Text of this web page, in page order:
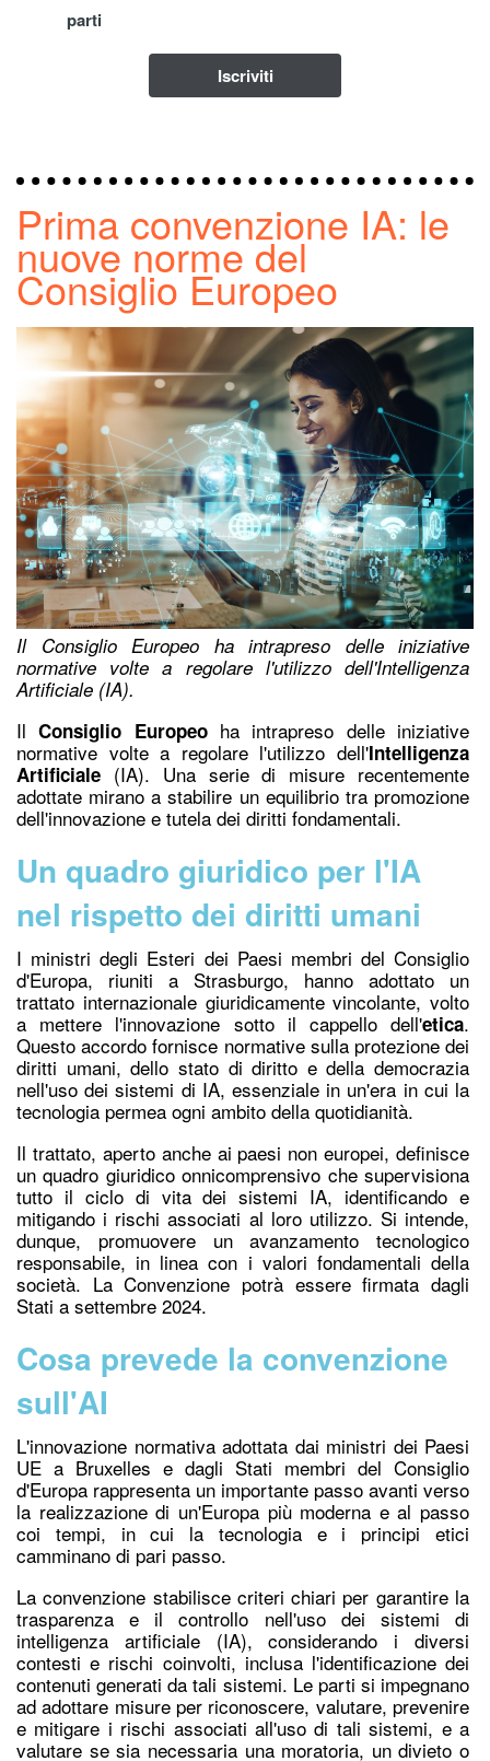
parti
Iscriviti
Prima convenzione IA: le
nuove norme del
Consiglio Europeo
Il Consiglio Europeo ha intrapreso delle iniziative
normative volte a regolare l'utilizzo dell'Intelligenza
Artificiale (IA).
IlConsiglio Europeoha intrapreso delle iniziative
normative volte a regolare l'utilizzo dell'Intelligenza
Artificiale (IA). Una serie di misure recentemente
adottate mirano a stabilire un equilibrio tra promozione
dell'innovazione e tutela dei diritti fondamentali.
Un quadro giuridico per l'IA
nel rispetto dei diritti umani
I ministri degli Esteri dei Paesi membri del Consiglio
d'Europa, riuniti a Strasburgo, hanno adottato un
trattato internazionale giuridicamente vincolante, volto
a mettere l'innovazione sotto il cappello dell'etica.
Questo accordo fornisce normative sulla protezione dei
diritti umani, dello stato di diritto e della democrazia
nell'uso dei sistemi di IA, essenziale in un'era in cui la
tecnologia permea ogni ambito della quotidianità.
Il trattato, aperto anche ai paesi non europei, definisce
un quadro giuridico onnicomprensivo che supervisiona
tutto il ciclo di vita dei sistemi IA, identificando e
mitigando i rischi associati al loro utilizzo. Si intende,
dunque, promuovere un avanzamento tecnologico
responsabile, in linea con i valori fondamentali della
società. La Convenzione potrà essere firmata dagli
Stati a settembre 2024.
Cosa prevede la convenzione
sull'AI
L'innovazione normativa adottata dai ministri dei Paesi
UE a Bruxelles e dagli Stati membri del Consiglio
d'Europa rappresenta un importante passo avanti verso
la realizzazione di un'Europa più moderna e al passo
coi tempi, in cui la tecnologia e i principi etici
camminano di pari passo.
La convenzione stabilisce criteri chiari per garantire la
trasparenza e il controllo nell'uso dei sistemi di
intelligenza artificiale (IA), considerando i diversi
contesti e rischi coinvolti, inclusa l'identificazione dei
contenuti generati da tali sistemi. Le parti si impegnano
ad adottare misure per riconoscere, valutare, prevenire
e mitigare i rischi associati all'uso di tali sistemi, e a
valutare se sia necessaria una moratoria, un divieto o